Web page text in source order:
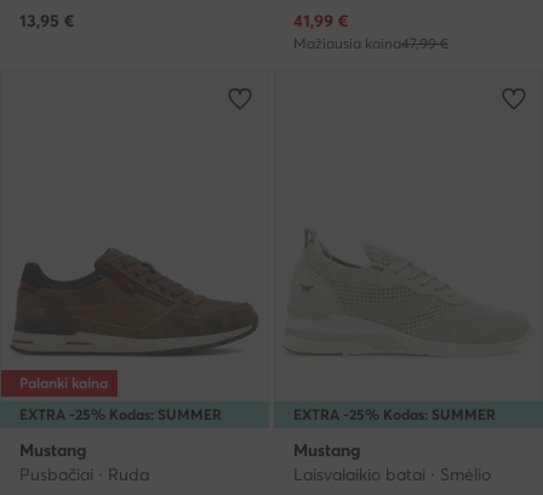
13,95 €
Dabartinė kaina
41,99 €
Mažiausia kaina47,99 €
EXTRA -25% Kodas: SUMMER
Palanki kaina
Mustang
Pusbačiai · Ruda
EXTRA -25% Kodas: SUMMER
Mustang
Laisvalaikio batai · Smėlio